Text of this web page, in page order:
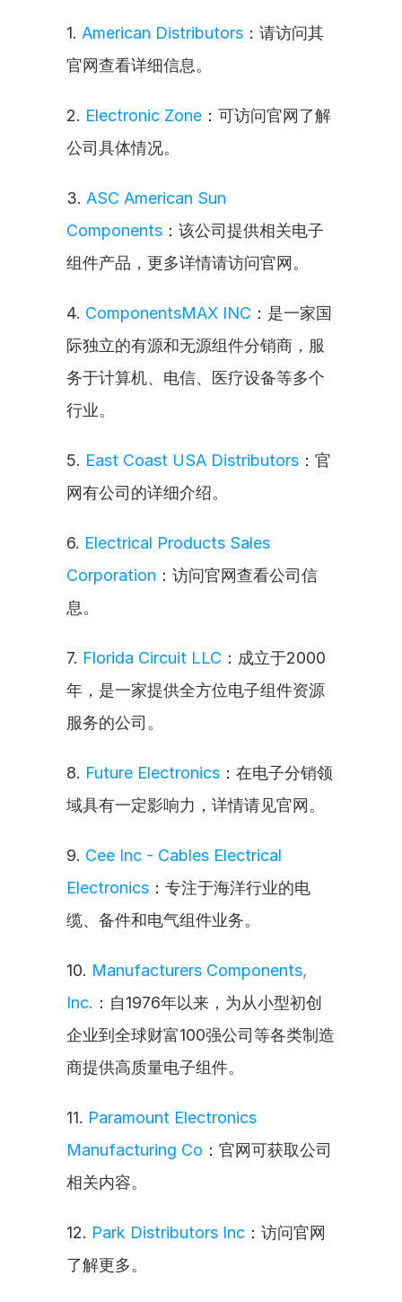
1. American Distributors ：请访问其
官网查看详细信息。
2. Electronic Zone ：可访问官网了解
公司具体情况。
3. ASC American Sun
Components ：该公司提供相关电子
组件产品，更多详情请访问官网。
4. ComponentsMAX INC ：是一家国
际独立的有源和无源组件分销商，服
务于计算机、电信、医疗设备等多个
行业。
5. East Coast USA Distributors ：官
网有公司的详细介绍。
6. Electrical Products Sales
Corporation ：访问官网查看公司信
息。
7. Florida Circuit LLC ：成立于2000
年，是一家提供全方位电子组件资源
服务的公司。
8. Future Electronics ：在电子分销领
域具有一定影响力，详情请见官网。
9. Cee Inc - Cables Electrical
Electronics ：专注于海洋行业的电
缆、备件和电气组件业务。
10. Manufacturers Components,
Inc. ：自1976年以来，为从小型初创
企业到全球财富100强公司等各类制造
商提供高质量电子组件。
11. Paramount Electronics
Manufacturing Co ：官网可获取公司
相关内容。
12. Park Distributors Inc ：访问官网
了解更多。